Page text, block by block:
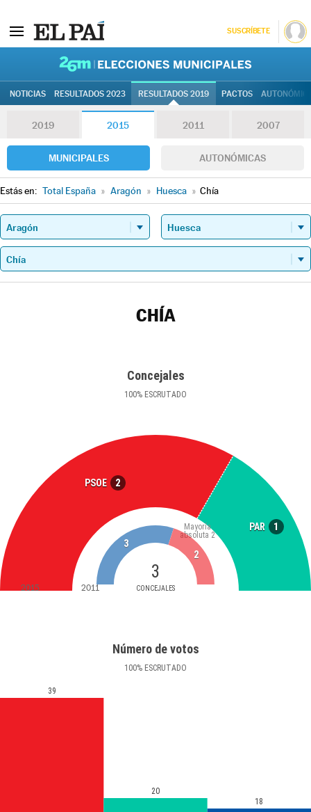
SUSCRÍBETE
NOTICIAS RESULTADOS 2023 RESULTADOS 2019 PACTOS
2019 2015 2011 2007
MUNICIPALES AUTONÓMICAS
Estás en: Total España » Aragón » Huesca » Chía
CHÍA
Concejales
100% ESCRUTADO
PSOE 2
PAR 1
3
CONCEJALES
Mayoría
absoluta 2
3
2
2015 2011
Número de votos
100% ESCRUTADO
39
20
18